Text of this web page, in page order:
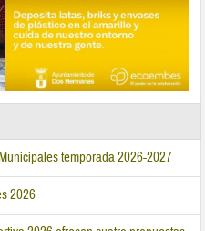
temporada 2026-2027
2026